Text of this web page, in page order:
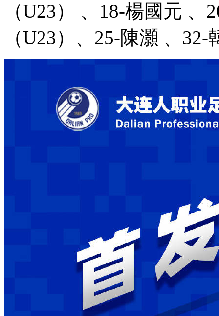
（U23） 、18-楊國元
（U23）、25-陳灝 、